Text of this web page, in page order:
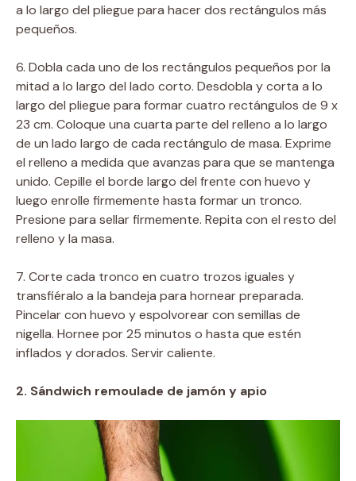
a lo largo del pliegue para hacer dos rectángulos más
pequeños.
6. Dobla cada uno de los rectángulos pequeños por la
mitad a lo largo del lado corto. Desdobla y corta a lo
largo del pliegue para formar cuatro rectángulos de 9 x
23 cm. Coloque una cuarta parte del relleno a lo largo
de un lado largo de cada rectángulo de masa. Exprime
el relleno a medida que avanzas para que se mantenga
unido. Cepille el borde largo del frente con huevo y
luego enrolle firmemente hasta formar un tronco.
Presione para sellar firmemente. Repita con el resto del
relleno y la masa.
7. Corte cada tronco en cuatro trozos iguales y
transfiéralo a la bandeja para hornear preparada.
Pincelar con huevo y espolvorear con semillas de
nigella. Hornee por 25 minutos o hasta que estén
inflados y dorados. Servir caliente.
2. Sándwich remoulade de jamón y apio